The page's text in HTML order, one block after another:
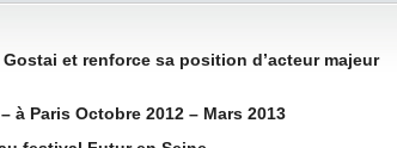
et renforce sa position d’acteur majeur
à Paris Octobre 2012 – Mars 2013